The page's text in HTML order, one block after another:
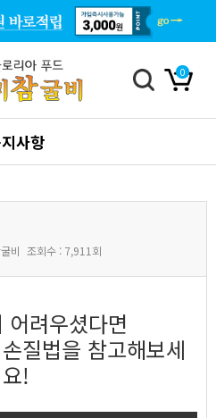
0
사항
비 조회수 : 7,911회
어려우셨다면
질법을 참고해보세
요!